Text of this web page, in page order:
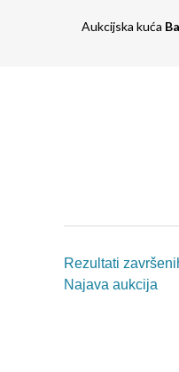
Aukcijska kuća
Rezultati
Najava aukcija